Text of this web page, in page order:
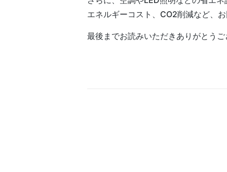
エネルギーコスト、CO2削減など、
最後までお読みいただきありがとう